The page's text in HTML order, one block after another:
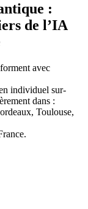
:
de l’IA
avec
individuel sur-
dans :
Toulouse,